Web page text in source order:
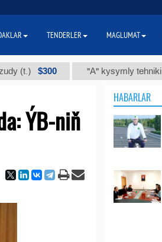
$300 "А" kysymly tehniki ýody (t.)
ÝB-niň
HABARLAR
TENDERLER MAGLUMAT